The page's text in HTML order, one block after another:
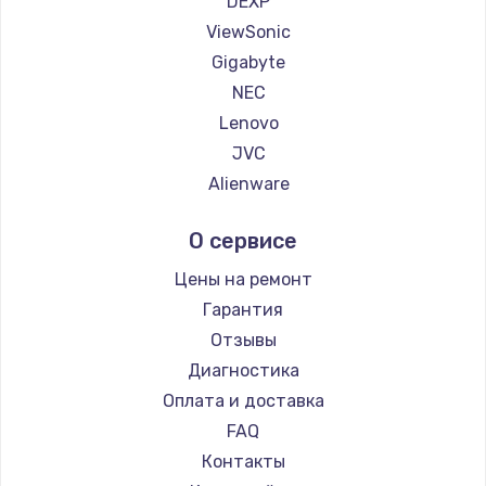
1260 руб.
Установка драйверов
725 руб.
Заказать
Заказать
Ремонт цепей питания
2500 руб.
Заказать
ViewSonic
Gigabyte
NEC
Lenovo
JVC
Alienware
Thunderobot
Hisense
АОС
Ardor
Machenike
iru
Titan Army
iFFALCON
О сервисе
Цены на ремонт
Гарантия
Отзывы
Диагностика
Оплата и доставка
FAQ
Контакты